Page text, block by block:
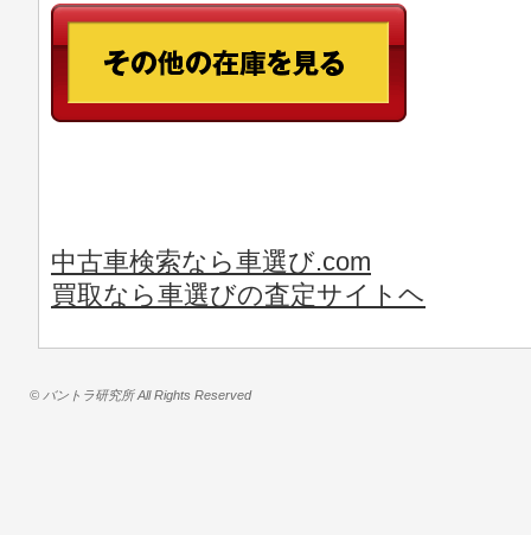
中古車検索なら車選び.com
買取なら車選びの査定サイトヘ
© バントラ研究所 All Rights Reserved